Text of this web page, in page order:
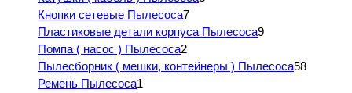
Кнопки сетевые Пылесоса7
Пластиковые детали корпуса Пылесоса9
Помпа ( насос ) Пылесоса2
Пылесборник ( мешки, контейнеры ) Пылесоса58
Ремень Пылесоса1